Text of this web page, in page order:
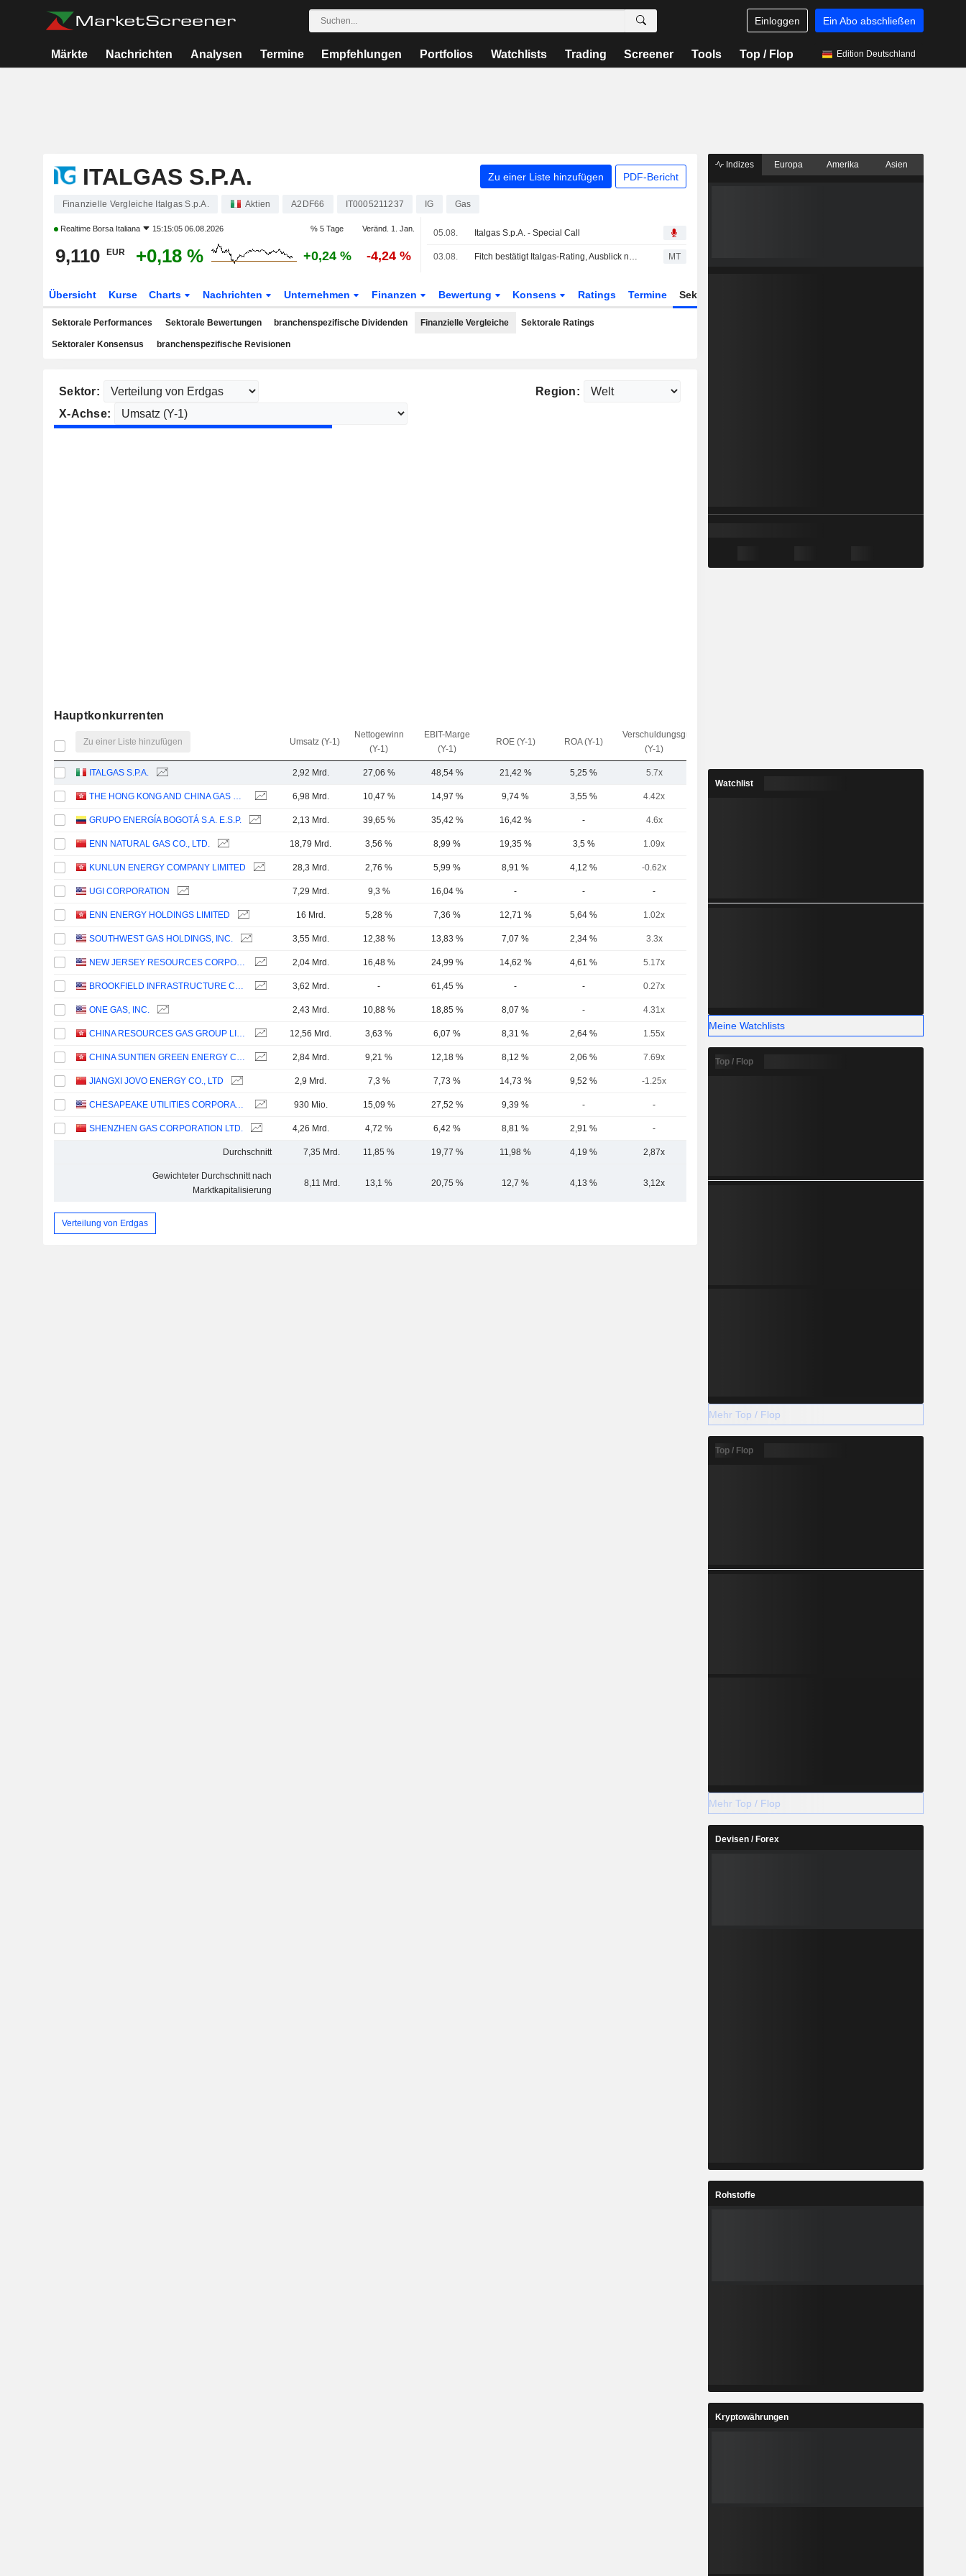
Einloggen Ein Abo abschließen
Märkte Nachrichten Analysen Termine Empfehlungen Portfolios Watchlists Trading Screener Tools Top / Flop Edition Deutschland
ITALGAS S.P.A. Zu einer Liste hinzufügen PDF-Bericht
Finanzielle Vergleiche Italgas S.p.A. Aktien A2DF66 IT0005211237 IG Gas
Realtime Borsa Italiana 15:15:05 06.08.2026 % 5 Tage Veränd. 1. Jan.
9,110 EUR +0,18 % +0,24 % -4,24 %
05.08. Italgas S.p.A. - Special Call
03.08. Fitch bestätigt Italgas-Rating, Ausblick nach aktualisiertem Strategieplan MT
Übersicht Kurse Charts Nachrichten Unternehmen Finanzen Bewertung Konsens Ratings Termine Sektor
Sektorale Performances Sektorale Bewertungen branchenspezifische Dividenden Finanzielle Vergleiche Sektorale Ratings
Sektoraler Konsensus branchenspezifische Revisionen
Sektor:
Region:
X-Achse:
Hauptkonkurrenten
Zu einer Liste hinzufügen Umsatz (Y-1)
Nettogewinn
(Y-1)
EBIT-Marge
(Y-1)
ROE (Y-1) ROA (Y-1)
Verschuldungsgrad
(Y-1)
ITALGAS S.P.A. 2,92 Mrd. 27,06 % 48,54 % 21,42 % 5,25 % 5.7x
THE HONG KONG AND CHINA GAS COMPANY LIMITED 6,98 Mrd. 10,47 % 14,97 % 9,74 % 3,55 % 4.42x
GRUPO ENERGÍA BOGOTÁ S.A. E.S.P. 2,13 Mrd. 39,65 % 35,42 % 16,42 % - 4.6x
ENN NATURAL GAS CO., LTD. 18,79 Mrd. 3,56 % 8,99 % 19,35 % 3,5 % 1.09x
KUNLUN ENERGY COMPANY LIMITED 28,3 Mrd. 2,76 % 5,99 % 8,91 % 4,12 % -0.62x
UGI CORPORATION 7,29 Mrd. 9,3 % 16,04 % - - -
ENN ENERGY HOLDINGS LIMITED 16 Mrd. 5,28 % 7,36 % 12,71 % 5,64 % 1.02x
SOUTHWEST GAS HOLDINGS, INC. 3,55 Mrd. 12,38 % 13,83 % 7,07 % 2,34 % 3.3x
NEW JERSEY RESOURCES CORPORATION 2,04 Mrd. 16,48 % 24,99 % 14,62 % 4,61 % 5.17x
BROOKFIELD INFRASTRUCTURE CORPORATION 3,62 Mrd. - 61,45 % - - 0.27x
ONE GAS, INC. 2,43 Mrd. 10,88 % 18,85 % 8,07 % - 4.31x
CHINA RESOURCES GAS GROUP LIMITED 12,56 Mrd. 3,63 % 6,07 % 8,31 % 2,64 % 1.55x
CHINA SUNTIEN GREEN ENERGY CORPORATION LIMITED 2,84 Mrd. 9,21 % 12,18 % 8,12 % 2,06 % 7.69x
JIANGXI JOVO ENERGY CO., LTD 2,9 Mrd. 7,3 % 7,73 % 14,73 % 9,52 % -1.25x
CHESAPEAKE UTILITIES CORPORATION 930 Mio. 15,09 % 27,52 % 9,39 % - -
SHENZHEN GAS CORPORATION LTD. 4,26 Mrd. 4,72 % 6,42 % 8,81 % 2,91 % -
Durchschnitt 7,35 Mrd. 11,85 % 19,77 % 11,98 % 4,19 % 2,87x
Gewichteter Durchschnitt nach
Marktkapitalisierung
8,11 Mrd. 13,1 % 20,75 % 12,7 % 4,13 % 3,12x
Verteilung von Erdgas
Indizes Europa Amerika Asien
Watchlist
Meine Watchlists
Top / Flop
Mehr Top / Flop
Top / Flop
Mehr Top / Flop
Devisen / Forex
Rohstoffe
Kryptowährungen